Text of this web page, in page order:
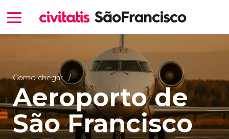
Como chegar
Aeroporto de
São Francisco